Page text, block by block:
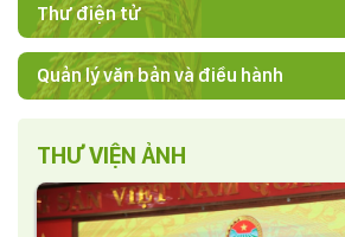
Thư điện tử
Quản lý văn bản và điều hành
THƯ VIỆN ẢNH